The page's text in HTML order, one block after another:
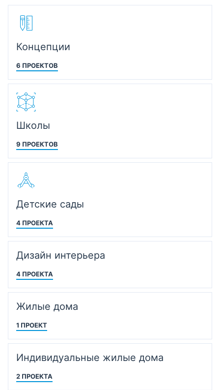
Концепции
6 ПРОЕКТОВ
Школы
9 ПРОЕКТОВ
Детские сады
4 ПРОЕКТА
Дизайн интерьера
4 ПРОЕКТА
Жилые дома
1 ПРОЕКТ
Индивидуальные жилые дома
2 ПРОЕКТА